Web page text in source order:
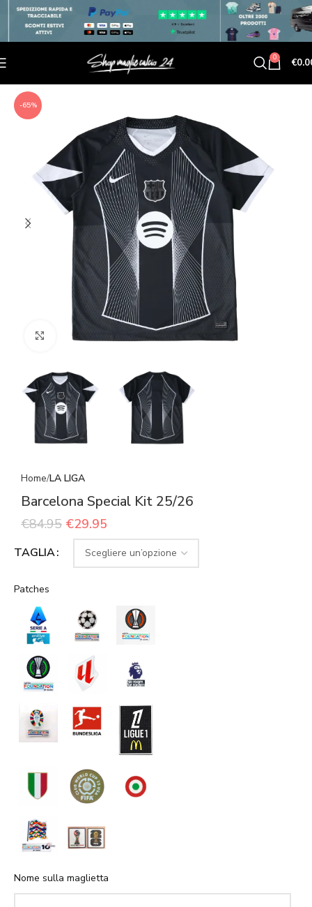
0 €
-65%
Click to enlarge
Home LA LIGA
Barcelona Special Kit 25/26
€84.95 €29.95
TAGLIA
Patches
Nome sulla maglietta